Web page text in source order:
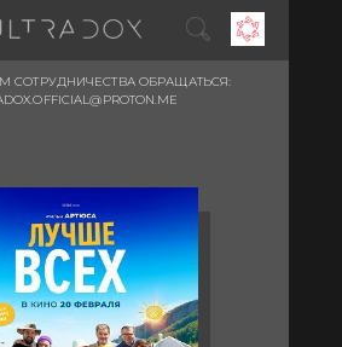
СОТРУДНИЧЕСТВА ОБРАЩАТЬСЯ: